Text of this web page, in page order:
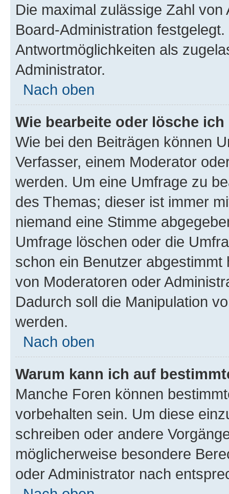
Die maximal zulässige Zahl
Board-Administration
Antwortmöglichkeiten als
Administrator.
Nach oben
Wie bearbeite oder lösche
Wie bei den Beiträgen können
Verfasser, einem Moderator
werden. Um eine Umfrage zu
des Themas; dieser ist immer
niemand eine Stimme
Umfrage löschen oder die
schon ein Benutzer
von Moderatoren oder
Dadurch soll die Manipulation
werden.
Nach oben
Warum kann ich auf
Manche Foren können
vorbehalten sein. Um diese
schreiben oder andere
möglicherweise besondere
oder Administrator nach